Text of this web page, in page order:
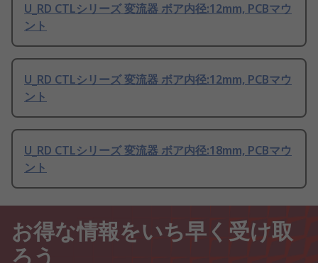
U_RD CTLシリーズ 変流器 ボア内径:12mm, PCBマウ
ント
U_RD CTLシリーズ 変流器 ボア内径:12mm, PCBマウ
ント
U_RD CTLシリーズ 変流器 ボア内径:18mm, PCBマウ
ント
お得な情報をいち早く受け取
ろう